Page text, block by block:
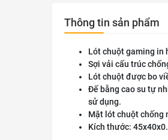
Thông tin sản phẩm
Lót chuột gaming in
Sợi vải cấu trúc
Lót chuột được bo
Đế bằng cao su tự
sử dụng.
Mặt lót chuột chống
Kích thước: